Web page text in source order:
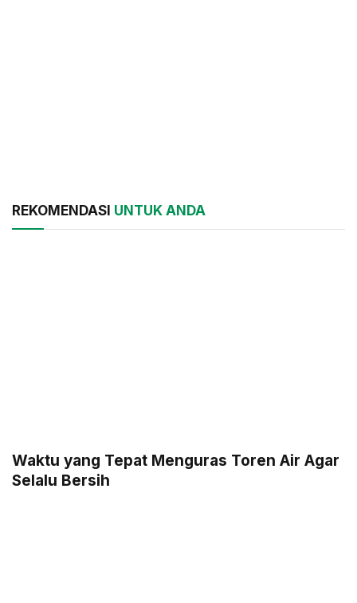
REKOMENDASI UNTUK ANDA
Waktu yang Tepat Menguras Toren Air Agar
Selalu Bersih